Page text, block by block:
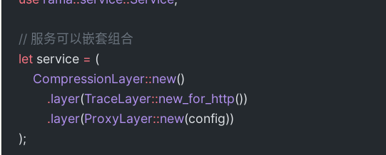
// 服务可以嵌套组合
let service = (
    CompressionLayer
::new()
        .
layer(TraceLayer::new_for_http())
        .
layer(ProxyLayer::new(config))
);